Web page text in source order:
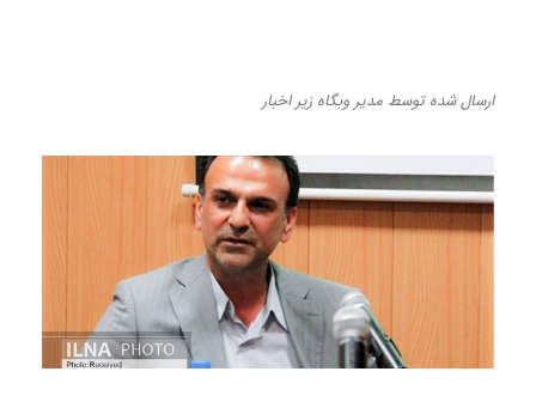
ارسال شدهتوسط مدیر وبگاه زیراخبار